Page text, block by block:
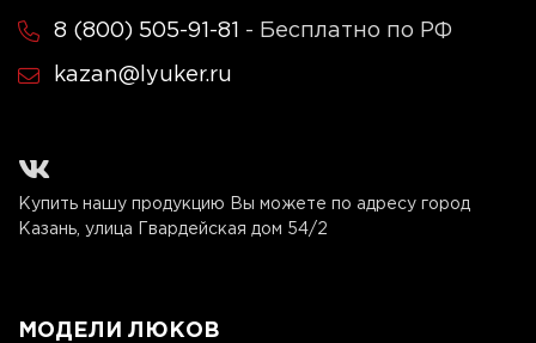
8 (800) 505-91-81 - Бесплатно по РФ
kazan@lyuker.ru
Купить нашу продукцию Вы можете по адресу город
Казань, улица Гвардейская дом 54/2
МОДЕЛИ ЛЮКОВ